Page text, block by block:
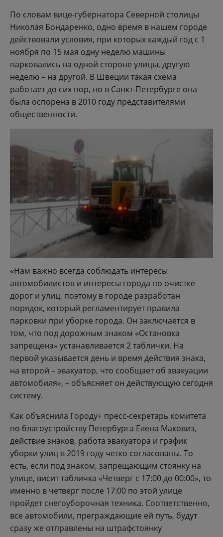
По словам вице-губернатора Северной столицы
Николая Бондаренко, одно время в нашем городе
действовали условия, при которых каждый год с 1
ноября по 15 мая одну неделю машины
парковались на одной стороне улицы, другую
неделю – на другой. В Швеции такая схема
работает до сих пор, но в Санкт-Петербурге она
была оспорена в 2010 году представителями
общественности.
«Нам важно всегда соблюдать интересы
автомобилистов и интересы города по очистке
дорог и улиц, поэтому в городе разработан
порядок, который регламентирует правила
парковки при уборке города. Он заключается в
том, что под дорожным знаком «Остановка
запрещена» устанавливается 2 таблички. На
первой указывается день и время действия знака,
на второй – эвакуатор, что сообщает об эвакуации
автомобиля», – объясняет он действующую сегодня
систему.
Как объяснила Городу+ пресс-секретарь комитета
по благоустройству Петербурга Елена Маковиз,
действие знаков, работа эвакуатора и график
уборки улиц в 2019 году четко согласованы. То
есть, если под знаком, запрещающим стоянку на
улице, висит табличка «Четверг с 17:00 до 00:00», то
именно в четверг после 17:00 по этой улице
пройдет снегоуборочная техника. Соответственно,
все автомобили, преграждающие ей путь, будут
сразу же отправлены на штрафстоянку